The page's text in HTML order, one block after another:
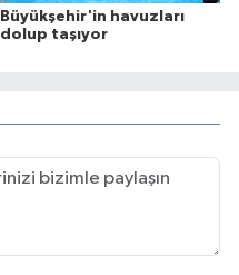
Büyükşehir'in havuzları
dolup taşıyor